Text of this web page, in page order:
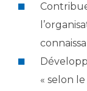
« selon